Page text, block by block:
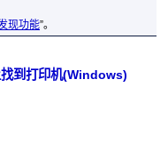
现功能”。
到打印机(Windows)